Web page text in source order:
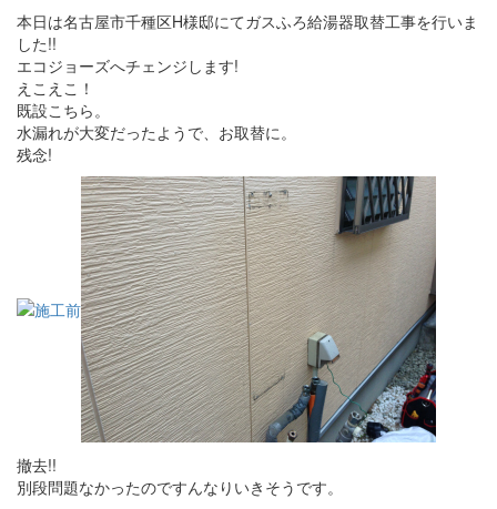
本日は名古屋市千種区H様邸にてガスふろ給湯器取替工事を行いま
した!!
エコジョーズへチェンジします!
えこえこ！
既設こちら。
水漏れが大変だったようで、お取替に。
残念!
撤去!!
別段問題なかったのですんなりいきそうです。